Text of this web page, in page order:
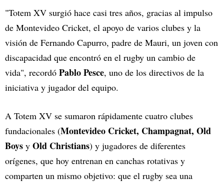
"Totem XV surgió hace casi tres años, gracias al impulso
de Montevideo Cricket, el apoyo de varios clubes y la
visión de Fernando Capurro, padre de Mauri, un joven con
discapacidad que encontró en el rugby un cambio de
vida", recordó Pablo Pesce, uno de los directivos de la
iniciativa y jugador del equipo.
A Totem XV se sumaron rápidamente cuatro clubes
fundacionales (Montevideo Cricket, Champagnat, Old
Boys y Old Christians) y jugadores de diferentes
orígenes, que hoy entrenan en canchas rotativas y
comparten un mismo objetivo: que el rugby sea una